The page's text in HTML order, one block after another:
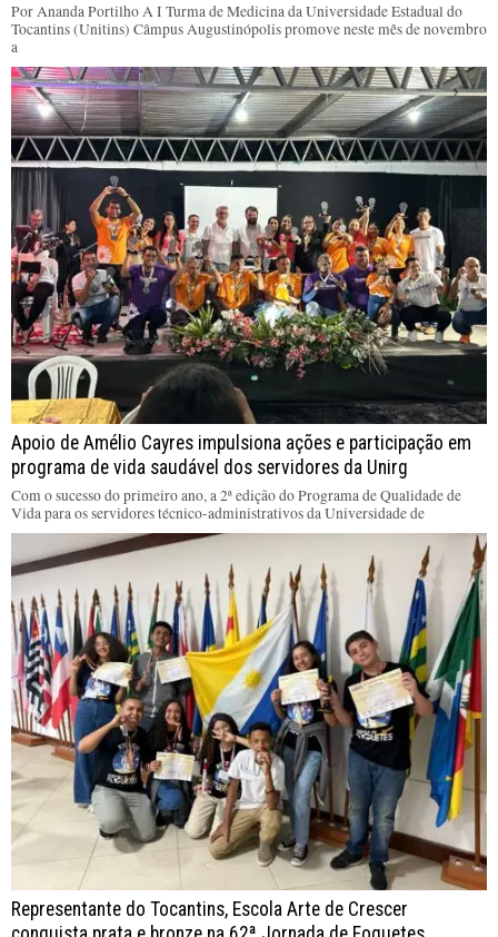
Por Ananda Portilho A I Turma de Medicina da Universidade Estadual do
Tocantins (Unitins) Câmpus Augustinópolis promove neste mês de novembro
a
Apoio de Amélio Cayres impulsiona ações e participação em
programa de vida saudável dos servidores da Unirg
Com o sucesso do primeiro ano, a 2ª edição do Programa de Qualidade de
Vida para os servidores técnico-administrativos da Universidade de
Representante do Tocantins, Escola Arte de Crescer